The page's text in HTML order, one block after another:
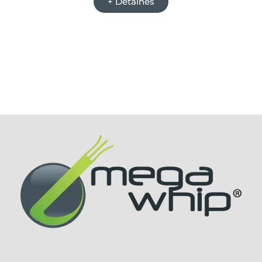
7200J
(10)
7225J(10)
7230 (15)
7230J (10)
724K(2)
chassi principal CP3(1)
Complemento do motor(1)
Condução automática
Conexão com o chicote 6 bancas e divisor de
linha(1)
Console(1)
Console direito
Console e apoio do braço (1)
Controle da Cabine